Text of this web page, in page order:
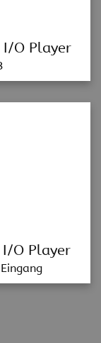
I/O Player
I/O Player